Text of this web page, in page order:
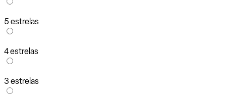
5 estrelas
4 estrelas
3 estrelas